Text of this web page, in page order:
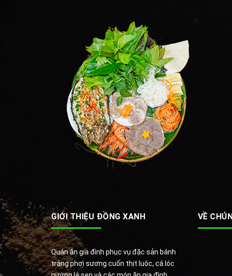
GIỚI THIỆU ĐỒNG XANH
Quán ăn gia đình phục vụ đặc sản bánh
tráng phơi sương cuốn thịt luộc, cá lóc
VỀ